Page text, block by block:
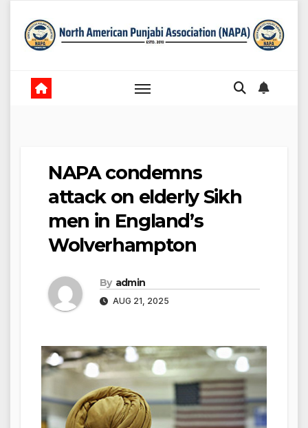
content
NAPA condemns
attack on elderly Sikh
men in England’s
Wolverhampton
By admin
AUG 21, 2025